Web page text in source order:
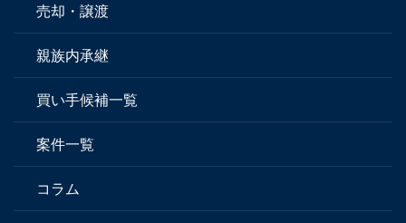
売却・譲渡
親族内承継
買い手候補一覧
案件一覧
コラム